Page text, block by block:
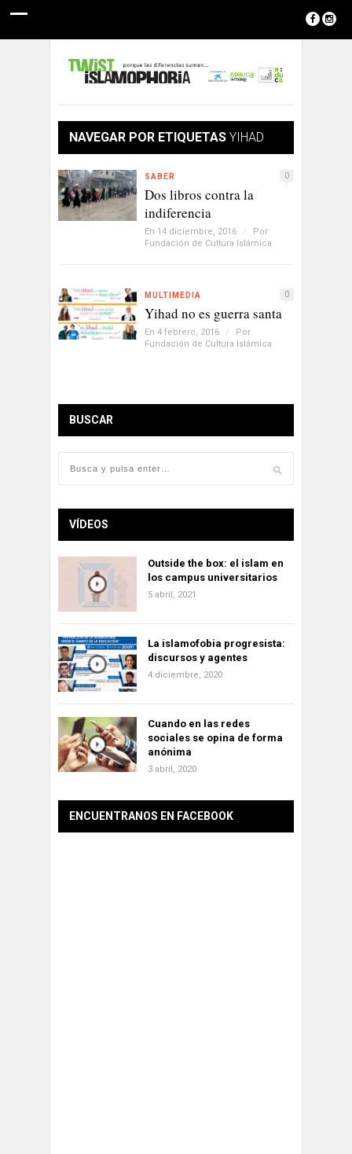
NAVEGAR POR ETIQUETAS YIHAD
SABER 0
Dos libros contra la
indiferencia
En 14 diciembre, 2016 /
Por
Fundación de Cultura Islámica
MULTIMEDIA 0
Yihad no es guerra santa
En 4 febrero, 2016 /
Por
Fundación de Cultura Islámica
BUSCAR
VÍDEOS
Outside the box: el islam en
los campus universitarios
5 abril, 2021
La islamofobia progresista:
discursos y agentes
4 diciembre, 2020
Cuando en las redes
sociales se opina de forma
anónima
3 abril, 2020
ENCUENTRANOS EN FACEBOOK